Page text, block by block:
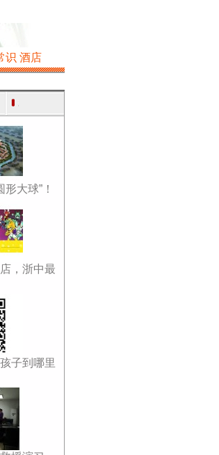
识 酒店
大球”！
，浙中最
子到哪里